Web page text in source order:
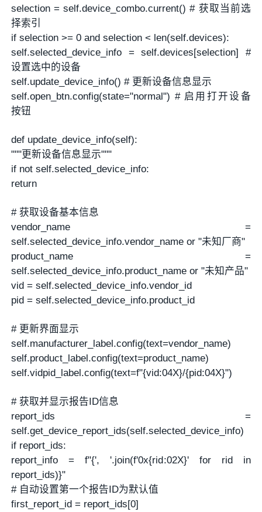
selection = self.device_combo.current() # 获取当前选
择索引
if selection >= 0 and selection < len(self.devices):
self.selected_device_info = self.devices[selection] #
设置选中的设备
self.update_device_info() # 更新设备信息显示
self.open_btn.config(state="normal") # 启用打开设备
按钮
def update_device_info(self):
"""更新设备信息显示"""
if not self.selected_device_info:
return
# 获取设备基本信息
vendor_name =
self.selected_device_info.vendor_name or "未知厂商"
product_name =
self.selected_device_info.product_name or "未知产品"
vid = self.selected_device_info.vendor_id
pid = self.selected_device_info.product_id
# 更新界面显示
self.manufacturer_label.config(text=vendor_name)
self.product_label.config(text=product_name)
self.vidpid_label.config(text=f"{vid:04X}/{pid:04X}")
# 获取并显示报告ID信息
report_ids =
self.get_device_report_ids(self.selected_device_info)
if report_ids:
report_info = f"{', '.join(f'0x{rid:02X}' for rid in
report_ids)}"
# 自动设置第一个报告ID为默认值
first_report_id = report_ids[0]